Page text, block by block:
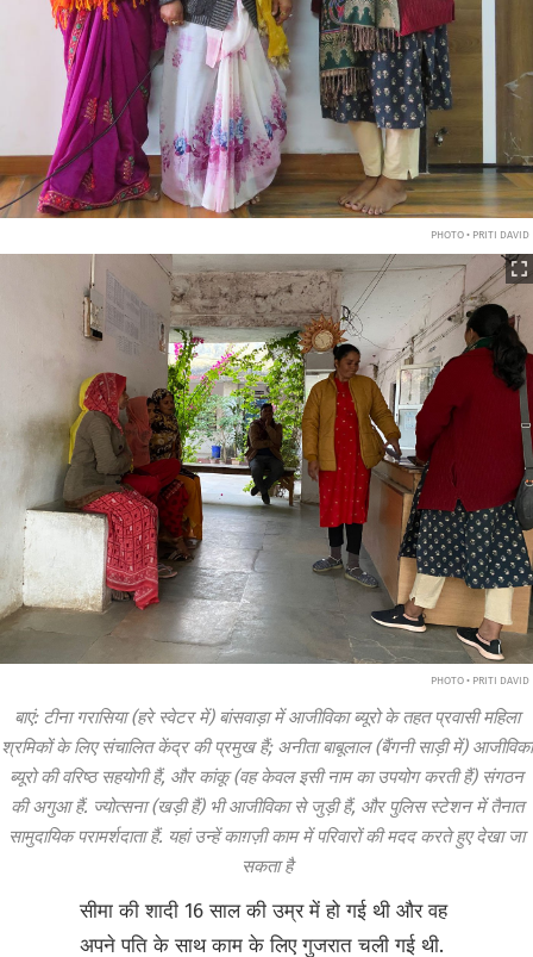
PHOTO • PRITI DAVID
PHOTO • PRITI DAVID
बाएं: टीना गरासिया (हरे स्वेटर में) बांसवाड़ा में आजीविका ब्यूरो के तहत प्रवासी महिला
श्रमिकों के लिए संचालित केंद्र की प्रमुख हैं; अनीता बाबूलाल (बैंगनी साड़ी में) आजीविका
ब्यूरो की वरिष्ठ सहयोगी हैं, और कांकू (वह केवल इसी नाम का उपयोग करती हैं) संगठन
की अगुआ हैं. ज्योत्सना (खड़ी हैं) भी आजीविका से जुड़ी हैं, और पुलिस स्टेशन में तैनात
सामुदायिक परामर्शदाता हैं. यहां उन्हें काग़ज़ी काम में परिवारों की मदद करते हुए देखा जा
सकता है
सीमा की शादी 16 साल की उम्र में हो गई थी और वह
अपने पति के साथ काम के लिए गुजरात चली गई थी.